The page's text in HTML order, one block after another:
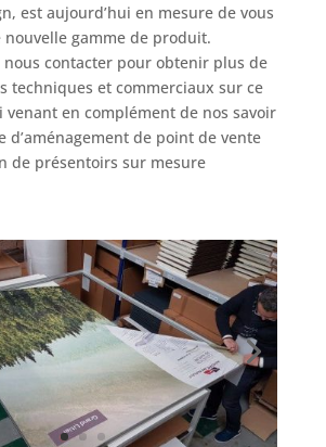
est aujourd’hui en mesure de vous
gamme de produit.
nous contacter pour obtenir plus de
techniques et commerciaux sur ce
venant en complément de nos savoir
d’aménagement de point de vente
de présentoirs sur mesure